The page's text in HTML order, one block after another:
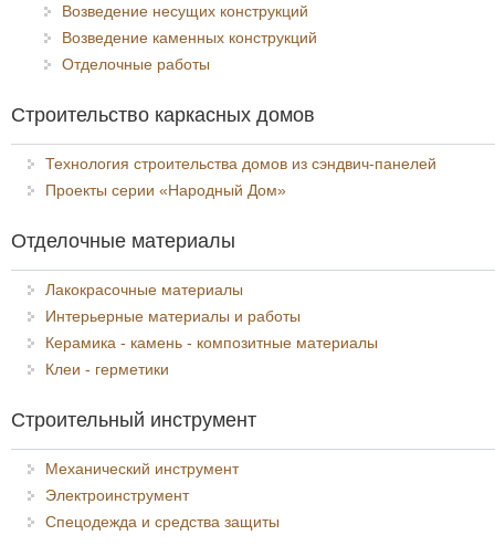
Возведение несущих конструкций
Возведение каменных конструкций
Отделочные работы
Строительство каркасных домов
Технология строительства домов из сэндвич-панелей
Проекты серии «Народный Дом»
Отделочные материалы
Лакокрасочные материалы
Интерьерные материалы и работы
Керамика - камень - композитные материалы
Клеи - герметики
Строительный инструмент
Механический инструмент
Электроинструмент
Спецодежда и средства защиты